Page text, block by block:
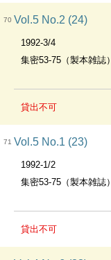
70 Vol.5 No.2 (24)
1992-3/4
集密53-75（製本雑誌）
貸出不可
71 Vol.5 No.1 (23)
1992-1/2
集密53-75（製本雑誌）
貸出不可